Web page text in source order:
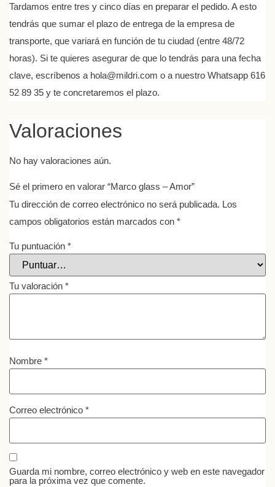
Tardamos entre tres y cinco días en preparar el pedido. A esto
tendrás que sumar el plazo de entrega de la empresa de
transporte, que variará en función de tu ciudad (entre 48/72
horas). Si te quieres asegurar de que lo tendrás para una fecha
clave, escríbenos a hola@mildri.com o a nuestro Whatsapp 616
52 89 35 y te concretaremos el plazo.
Valoraciones
No hay valoraciones aún.
Sé el primero en valorar “Marco glass – Amor”
Tu dirección de correo electrónico no será publicada. Los
campos obligatorios están marcados con *
Tu puntuación *
Tu valoración *
Nombre *
Correo electrónico *
Guarda mi nombre, correo electrónico y web en este navegador
para la próxima vez que comente.